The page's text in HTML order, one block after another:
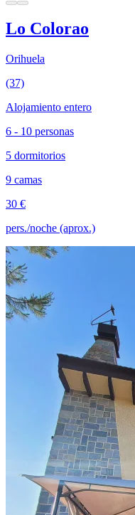
Lo Colorao
Orihuela
(37)
Alojamiento entero
6 - 10 personas
5 dormitorios
9 camas
30 €
pers./noche (aprox.)